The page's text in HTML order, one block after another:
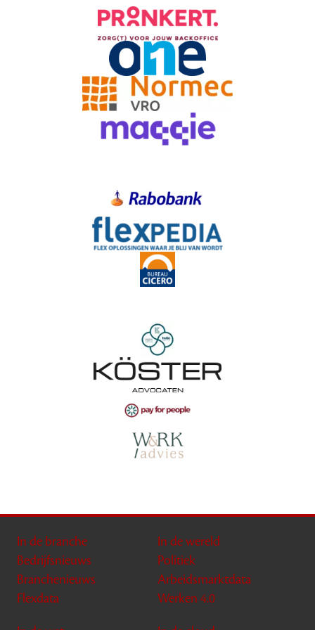
In de branche
Bedrijfsnieuws
Branchenieuws
Flexdata
In de wereld
Politiek
Arbeidsmarktdata
Werken 4.0